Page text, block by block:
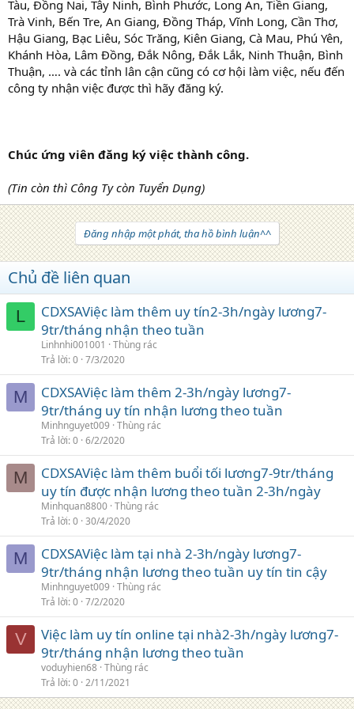
Tàu, Đồng Nai, Tây Ninh, Bình Phước, Long An, Tiền Giang,
Trà Vinh, Bến Tre, An Giang, Đồng Tháp, Vĩnh Long, Cần Thơ,
Hậu Giang, Bạc Liêu, Sóc Trăng, Kiên Giang, Cà Mau, Phú Yên,
Khánh Hòa, Lâm Đồng, Đắk Nông, Đắk Lắk, Ninh Thuận, Bình
Thuận, …. và các tỉnh lân cận cũng có cơ hội làm việc, nếu đến
công ty nhận việc được thì hãy đăng ký.
Chúc ứng viên đăng ký việc thành công.
(Tin còn thì Công Ty còn Tuyển Dụng)
Đăng nhập một phát, tha hồ bình luận^^
Chủ đề liên quan
L
CDXSAViệc làm thêm uy tín2-3h/ngày lương7-
9tr/tháng nhận theo tuần
Linhnhi001001
Thùng rác
Trả lời 0 7/3/2020
M
CDXSAViệc làm thêm 2-3h/ngày lương7-
9tr/tháng uy tín nhận lương theo tuần
Minhnguyet009 Thùng rác
Trả lời 0 6/2/2020
M
CDXSAViệc làm thêm buổi tối lương7-9tr/tháng
uy tín được nhận lương theo tuần 2-3h/ngày
Minhquan8800 Thùng rác
Trả lời 0 30/4/2020
M
CDXSAViệc làm tại nhà 2-3h/ngày lương7-
9tr/tháng nhận lương theo tuần uy tín tin cậy
Minhnguyet009 Thùng rác
Trả lời 0 7/2/2020
V
Việc làm uy tín online tại nhà2-3h/ngày lương7-
9tr/tháng nhận lương theo tuần
voduyhien68 Thùng rác
Trả lời 0 2/11/2021